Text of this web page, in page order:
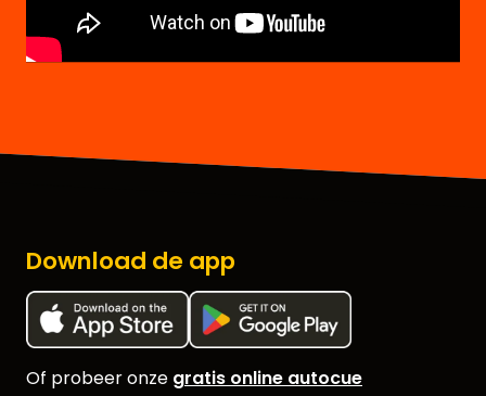
Download de app
Of probeer onze gratis online autocue